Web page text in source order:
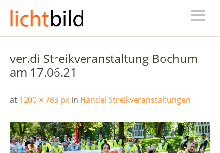
ver.di Streikveranstaltung Bochum
am 17.06.21
at 1200 × 783 px in Handel Streikveranstaltungen